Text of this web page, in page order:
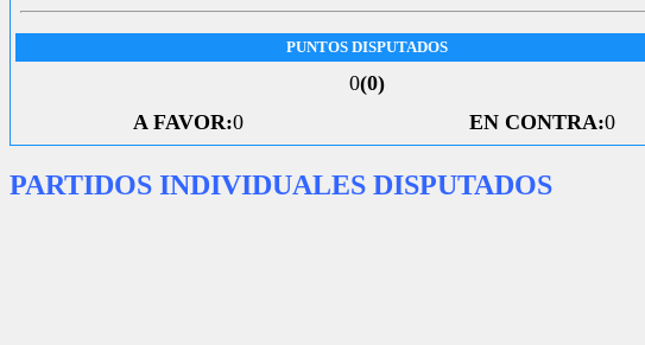
PUNTOS DISPUTADOS
0(0)
A FAVOR:0 EN CONTRA:0
PARTIDOS INDIVIDUALES DISPUTADOS